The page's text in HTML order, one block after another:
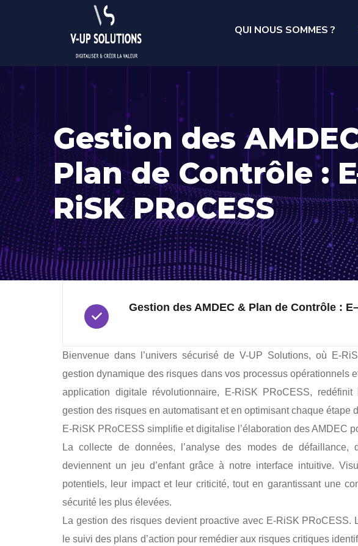
QUI NOUS SOMMES ?
Gestion des
Plan de Contrôle :
RiSK PRoCESS
Gestion des AMDEC & Plan de Contrôle :
Bienvenue dans l’univers sécurisé de V-UP Solutions, où E-
gestion dynamique des risques dans vos processus opérationnels
application digitale révolutionnaire, E-RiSK PRoCESS,
gestion des risques en automatisant et en optimisant chaque étape
E-RiSK PRoCESS simplifie et digitalise l’élaboration des AMDEC
La collecte de données, l’analyse des modes de
deviennent un jeu d’enfant grâce à notre interface intuitive.
potentiels, leur impact et leur criticité, tout en garantissant une
sécurité les plus élevées.
La gestion des risques devient proactive avec E-RiSK PRoCESS.
le suivi des plans d’action pour remédier aux risques critiques